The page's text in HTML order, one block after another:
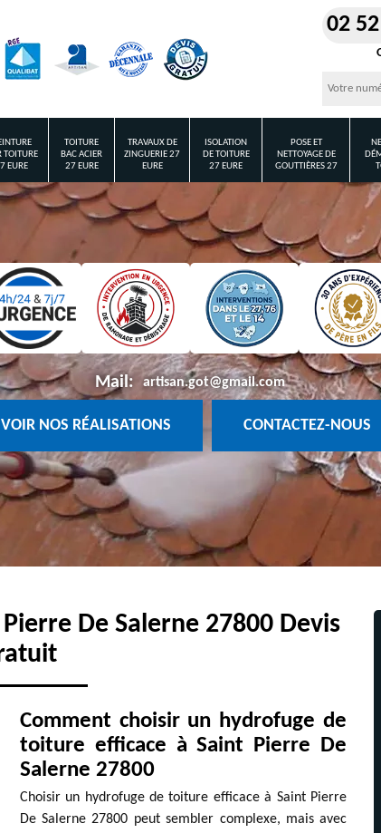
02
TOITURE
EURE
TOITURE
BAC ACIER
27 EURE
TRAVAUX DE
ZINGUERIE 27
EURE
ISOLATION
DE TOITURE
27 EURE
POSE ET
NETTOYAGE DE
GOUTTIÈRES 27
Mail: artisan.got@gmail.com
VOIR NOS RÉALISATIONS CONTACTEZ-NOUS
De Salerne 27800 Devis
Comment choisir un hydrofuge de
toiture efficace à Saint Pierre De
Salerne 27800
Choisir un hydrofuge de toiture efficace à Saint Pierre
De Salerne 27800 peut sembler complexe, mais avec